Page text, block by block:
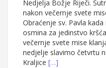
Nedjelja Božje Riječi.
nakon večernje svete
Obraćenje sv. Pavla
osmina za jedinstvo
večernje svete mise
nedjelje slavimo četvrtu
Kraljice […]